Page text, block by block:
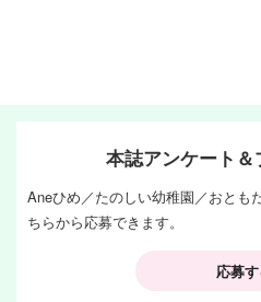
本誌アンケート
Aneひめ／たのしい幼稚園／おと
ちらから応募できます。
応募